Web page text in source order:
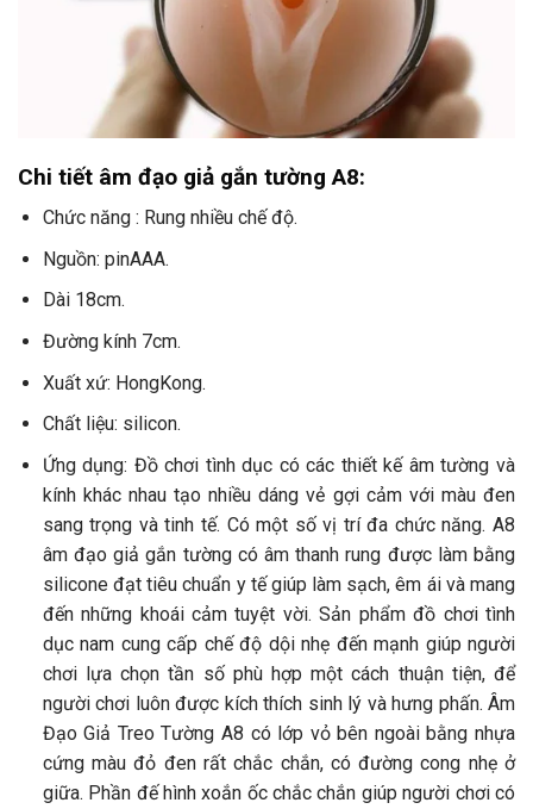
Chi tiết âm đạo giả gắn tường A8:
Chức năng : Rung nhiều chế độ.
Nguồn: pinAAA.
Dài 18cm.
Đường kính 7cm.
Xuất xứ: HongKong.
Chất liệu: silicon.
Ứng dụng: Đồ chơi tình dục có các thiết kế âm tường và
kính khác nhau tạo nhiều dáng vẻ gợi cảm với màu đen
sang trọng và tinh tế. Có một số vị trí đa chức năng. A8
âm đạo giả gắn tường có âm thanh rung được làm bằng
silicone đạt tiêu chuẩn y tế giúp làm sạch, êm ái và mang
đến những khoái cảm tuyệt vời. Sản phẩm đồ chơi tình
dục nam cung cấp chế độ dội nhẹ đến mạnh giúp người
chơi lựa chọn tần số phù hợp một cách thuận tiện, để
người chơi luôn được kích thích sinh lý và hưng phấn. Âm
Đạo Giả Treo Tường A8 có lớp vỏ bên ngoài bằng nhựa
cứng màu đỏ đen rất chắc chắn, có đường cong nhẹ ở
giữa. Phần đế hình xoắn ốc chắc chắn giúp người chơi có